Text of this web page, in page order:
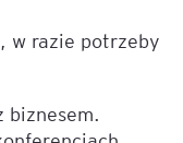
w razie potrzeby
biznesem.